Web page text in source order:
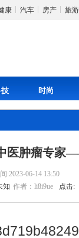
康 汽车 房产 旅游
时尚
医肿瘤专家
:2023-06-14 13:50
知 作者：li8i9ue 点击: